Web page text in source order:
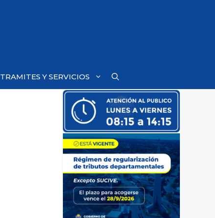
TRAMITES Y SERVICIOS